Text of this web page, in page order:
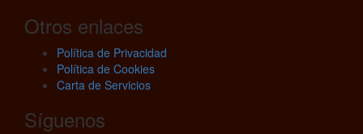
Otros enlaces
Política de Privacidad
Política de Cookies
Carta de Servicios
Síguenos